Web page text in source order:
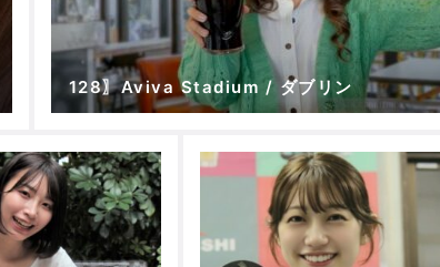
128〗Aviva Stadium / ダブリン